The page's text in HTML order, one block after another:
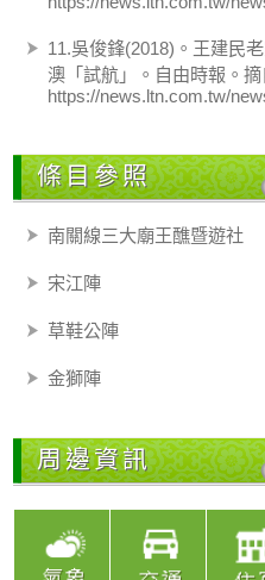
11.吳俊鋒(2018)。王建民
澳「試航」。自由時報。摘
https://news.ltn.com.tw/
條目參照
南關線三大廟王醮暨遊社
宋江陣
草鞋公陣
金獅陣
周邊資訊